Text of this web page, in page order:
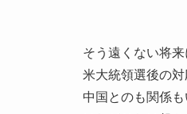
そう遠くない将来
米大統領選後の対
中国とのも関係も